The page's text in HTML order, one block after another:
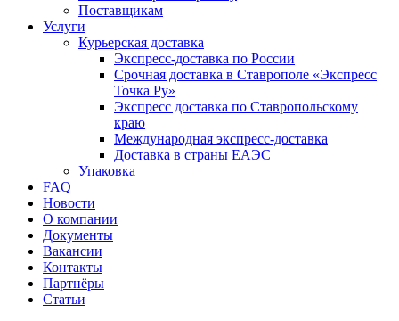
Аксенов х
Аксеново (Смиркинский с/
H
G
Аксентис (Мошковский с/с)
H
Аксубаевский р-н
G
Актанышский р-н
Акушинский р-н
Акшинский р-н
Поставщикам
Услуги
Курьерская доставка
Экспресс-доставка по России
Срочная доставка в Ставрополе «Экспресс
Точка Ру»
Экспресс доставка по Ставропольскому
краю
Международная экспресс-доставка
Доставка в страны ЕАЭС
Упаковка
FAQ
Новости
О компании
Документы
Вакансии
Контакты
Партнёры
Статьи